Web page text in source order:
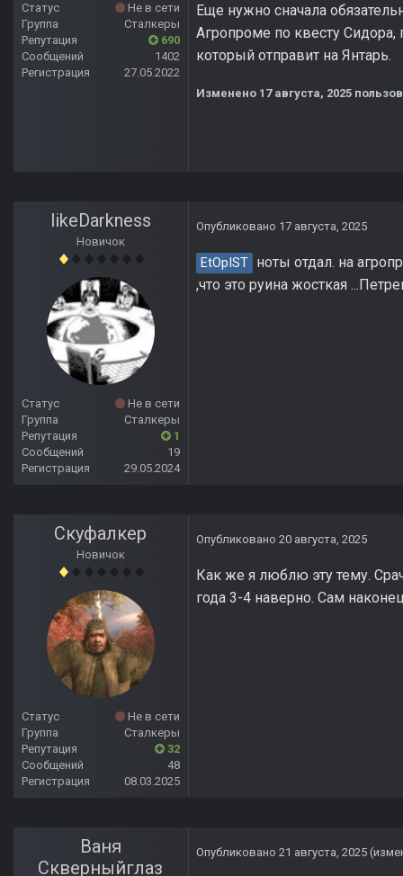
Статус
Не в сети
Группа
Сталкеры
Репутация
690
Сообщений
1402
Регистрация
27.05.2022
Еще нужно сначала
Агропроме по квесту Сидора,
который отправит на Янтарь.
Изменено 17 августа, 2025
likeDarkness
Новичок
Статус
Не в сети
Группа
Сталкеры
Репутация
1
Сообщений
19
Регистрация
29.05.2024
Опубликовано 17 августа, 2025
EtOpIST ноты отдал. на
,что это руина жосткая
Скуфалкер
Новичок
Статус
Не в сети
Группа
Сталкеры
Репутация
32
Сообщений
48
Регистрация
08.03.2025
Опубликовано 20 августа, 2025
Как же я люблю эту тему.
года 3-4 наверно. Сам
Ваня
Скверныйглаз
Опубликовано 21 августа, 2025